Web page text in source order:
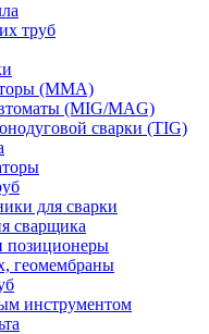
труб
(ММА)
(MIG/MAG)
сварки (TIG)
для сварки
сварщика
позиционеры
геомембраны
инструментом